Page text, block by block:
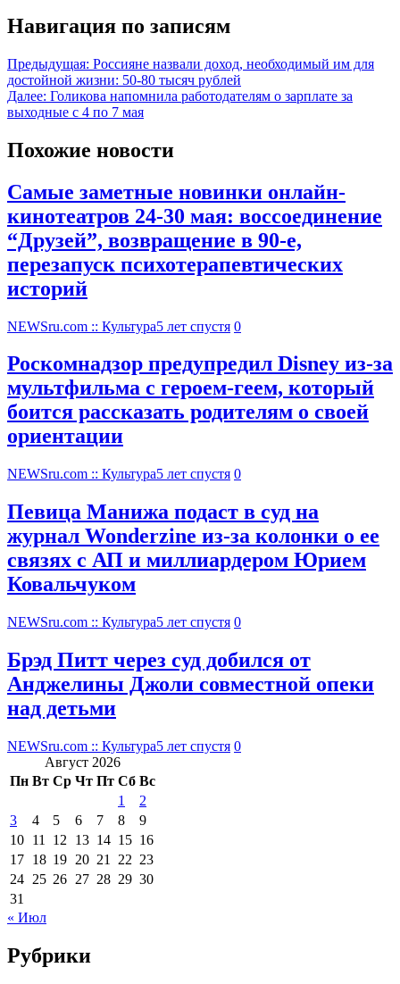
Навигация по записям
Предыдущая: Россияне назвали доход, необходимый им для
достойной жизни: 50-80 тысяч рублей
Далее: Голикова напомнила работодателям о зарплате за
выходные с 4 по 7 мая
Похожие новости
Самые заметные новинки онлайн-
кинотеатров 24-30 мая: воссоединение
“Друзей”, возвращение в 90-е,
перезапуск психотерапевтических
историй
NEWSru.com :: Культура5 лет спустя 0
Роскомнадзор предупредил Disney из-за
мультфильма c героем-геем, который
боится рассказать родителям о своей
ориентации
NEWSru.com :: Культура5 лет спустя 0
Певица Манижа подаст в суд на
журнал Wonderzine из-за колонки о ее
связях с АП и миллиардером Юрием
Ковальчуком
NEWSru.com :: Культура5 лет спустя 0
Брэд Питт через суд добился от
Анджелины Джоли совместной опеки
над детьми
NEWSru.com :: Культура5 лет спустя 0
Август 2026
Пн Вт Ср Чт Пт Сб Вс
1
2
3
4 5 6 7 8
9
10 11 12 13 14 15 16
17 18 19 20 21 22 23
24 25 26 27 28 29 30
31
« Июл
Рубрики